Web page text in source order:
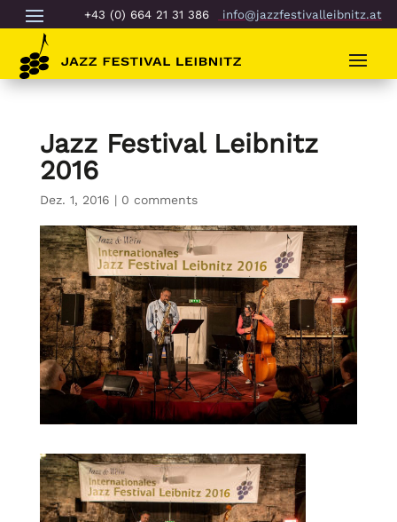
+43 (0) 664 21 31 386 info@jazzfestivalleibnitz.at
Jazz Festival Leibnitz
2016
Dez. 1, 2016 | 0 comments